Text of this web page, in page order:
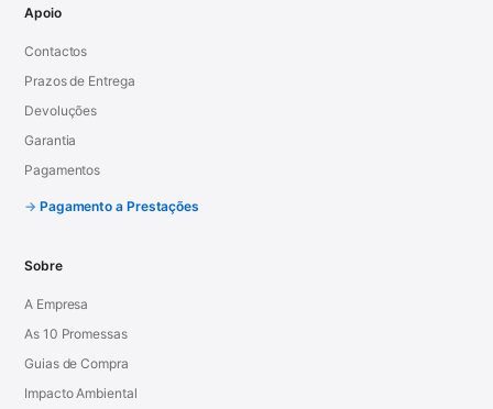
Apoio
Contactos
Prazos de Entrega
Devoluções
Garantia
Pagamentos
Pagamento a Prestações
Sobre
A Empresa
As 10 Promessas
Guias de Compra
Impacto Ambiental